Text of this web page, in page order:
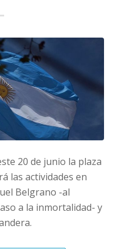
20 de junio la plaza
las actividades en
Belgrano -al
a la inmortalidad- y